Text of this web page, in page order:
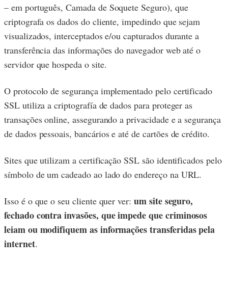
– em português, Camada de Soquete Seguro), que
criptografa os dados do cliente, impedindo que sejam
visualizados, interceptados e/ou capturados durante a
transferência das informações do navegador web até o
servidor que hospeda o site.
O protocolo de segurança implementado pelo certificado
SSL utiliza a criptografía de dados para proteger as
transações online, assegurando a privacidade e a segurança
de dados pessoais, bancários e até de cartões de crédito.
Sites que utilizam a certificação SSL são identificados pelo
símbolo de um cadeado ao lado do endereço na URL.
Isso é o que o seu cliente quer ver:um site seguro,
fechado contra invasões, que impede que criminosos
leiam ou modifiquem as informações transferidas pela
internet.